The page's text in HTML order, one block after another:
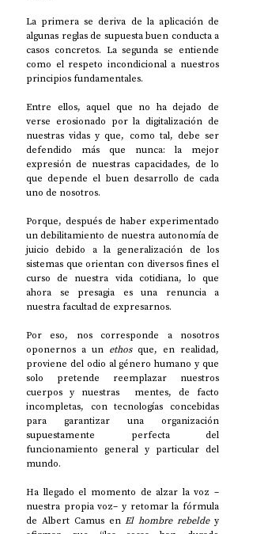
La primera se deriva de la aplicación de
algunas reglas de supuesta buen conducta a
casos concretos. La segunda se entiende
como el respeto incondicional a nuestros
principios fundamentales.
Entre ellos, aquel que no ha dejado de
verse erosionado por la digitalización de
nuestras vidas y que, como tal, debe ser
defendido más que nunca: la mejor
expresión de nuestras capacidades, de lo
que depende el buen desarrollo de cada
uno de nosotros.
Porque, después de haber experimentado
un debilitamiento de nuestra autonomía de
juicio debido a la generalización de los
sistemas que orientan con diversos fines el
curso de nuestra vida cotidiana, lo que
ahora se presagia es una renuncia a
nuestra facultad de expresarnos.
Por eso, nos corresponde a nosotros
oponernos a un ethos que, en realidad,
proviene del odio al género humano y que
solo pretende reemplazar nuestros
cuerpos y nuestras  mentes, de facto
incompletas, con tecnologías concebidas
para garantizar una organización
supuestamente perfecta del
funcionamiento general y particular del
mundo.
Ha llegado el momento de alzar la voz –
nuestra propia voz– y retomar la fórmula
de Albert Camus en El hombre rebelde y